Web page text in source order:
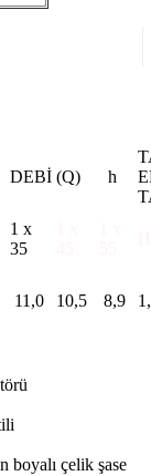
DEBİ (Q) h
1 x
35
11,0 10,5 8,9
boyalı çelik şase